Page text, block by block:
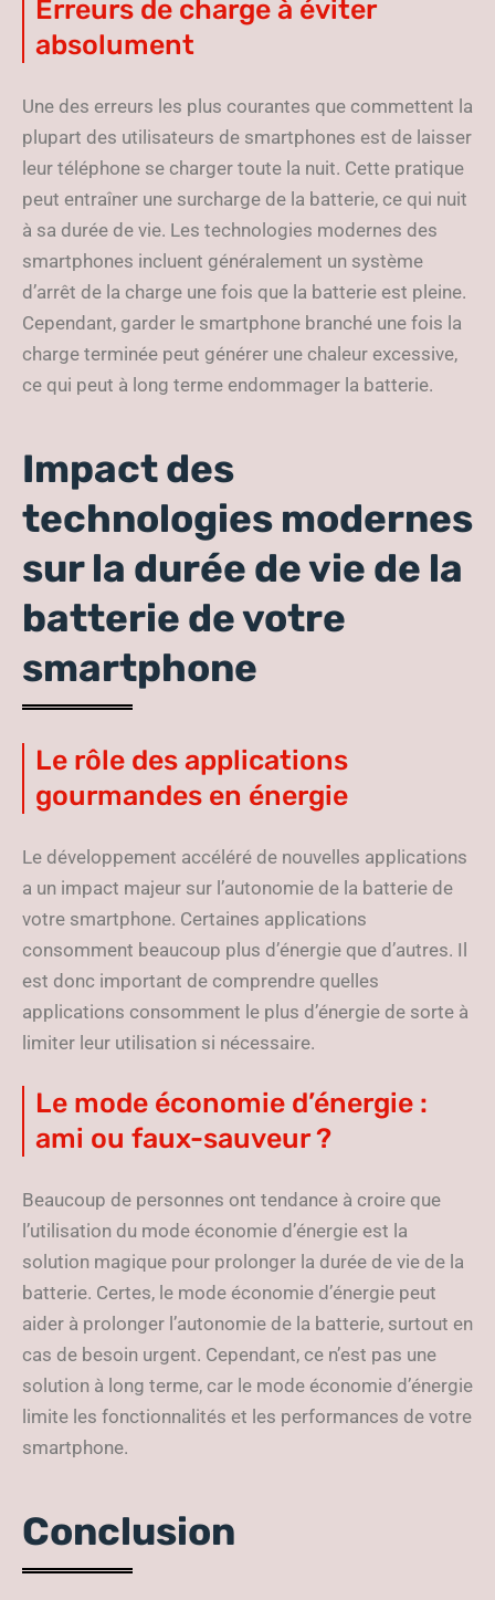
Erreurs de charge à éviter
absolument
Une des erreurs les plus courantes que commettent la
plupart des utilisateurs de smartphones est de laisser
leur téléphone se charger toute la nuit. Cette pratique
peut entraîner une surcharge de la batterie, ce qui nuit
à sa durée de vie. Les technologies modernes des
smartphones incluent généralement un système
d’arrêt de la charge une fois que la batterie est pleine.
Cependant, garder le smartphone branché une fois la
charge terminée peut générer une chaleur excessive,
ce qui peut à long terme endommager la batterie.
Impact des
technologies modernes
sur la durée de vie de la
batterie de votre
smartphone
Le rôle des applications
gourmandes en énergie
Le développement accéléré de nouvelles applications
a un impact majeur sur l’autonomie de la batterie de
votre smartphone. Certaines applications
consomment beaucoup plus d’énergie que d’autres. Il
est donc important de comprendre quelles
applications consomment le plus d’énergie de sorte à
limiter leur utilisation si nécessaire.
Le mode économie d’énergie :
ami ou faux-sauveur ?
Beaucoup de personnes ont tendance à croire que
l’utilisation du mode économie d’énergie est la
solution magique pour prolonger la durée de vie de la
batterie. Certes, le mode économie d’énergie peut
aider à prolonger l’autonomie de la batterie, surtout en
cas de besoin urgent. Cependant, ce n’est pas une
solution à long terme, car le mode économie d’énergie
limite les fonctionnalités et les performances de votre
smartphone.
Conclusion